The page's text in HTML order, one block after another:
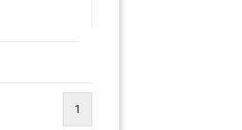
1